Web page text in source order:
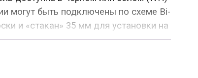
могут быть подключены по схеме Bi-
и «стакан» 35 мм для установки на